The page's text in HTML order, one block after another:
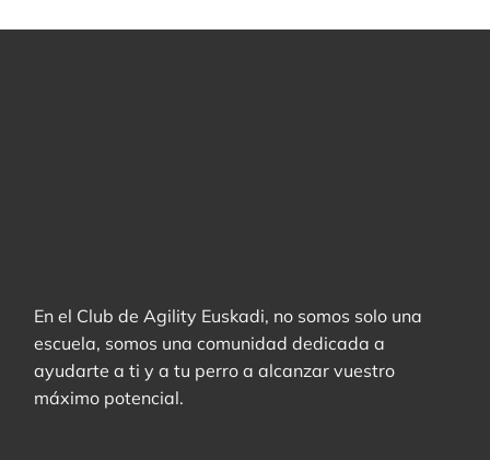
En el Club de Agility Euskadi, no somos solo una
escuela, somos una comunidad dedicada a
ayudarte a ti y a tu perro a alcanzar vuestro
máximo potencial.